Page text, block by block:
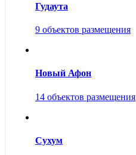
Гудаута
9 объектов размещения
Новый Афон
14 объектов размещения
Сухум